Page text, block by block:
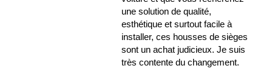
une solution de qualité,
esthétique et surtout facile à
installer, ces housses de sièges
sont un achat judicieux. Je suis
très contente du changement.